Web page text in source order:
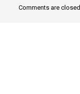
Comments are closed.